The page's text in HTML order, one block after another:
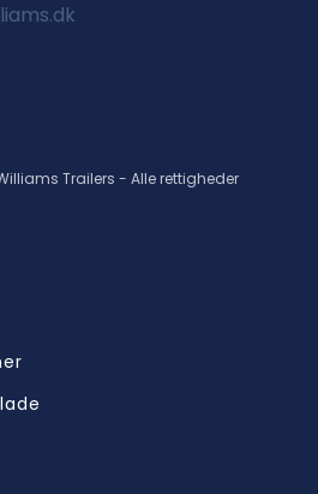
Trailers - Alle rettigheder